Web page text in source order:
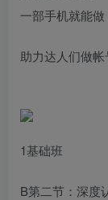
一部手机就能做
1基础班
B第二节：深度